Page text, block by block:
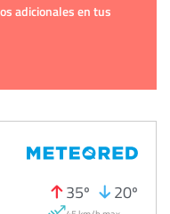
adicionales en tus
35º 20º